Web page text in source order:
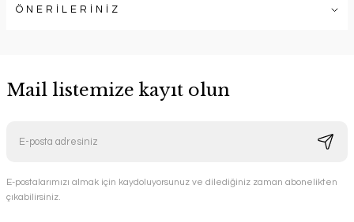
ÖNERİLERİNİZ
Mail listemize kayıt olun
E-postalarımızı almak için kaydoluyorsunuz ve dilediğiniz zaman abonelikten
çıkabilirsiniz.